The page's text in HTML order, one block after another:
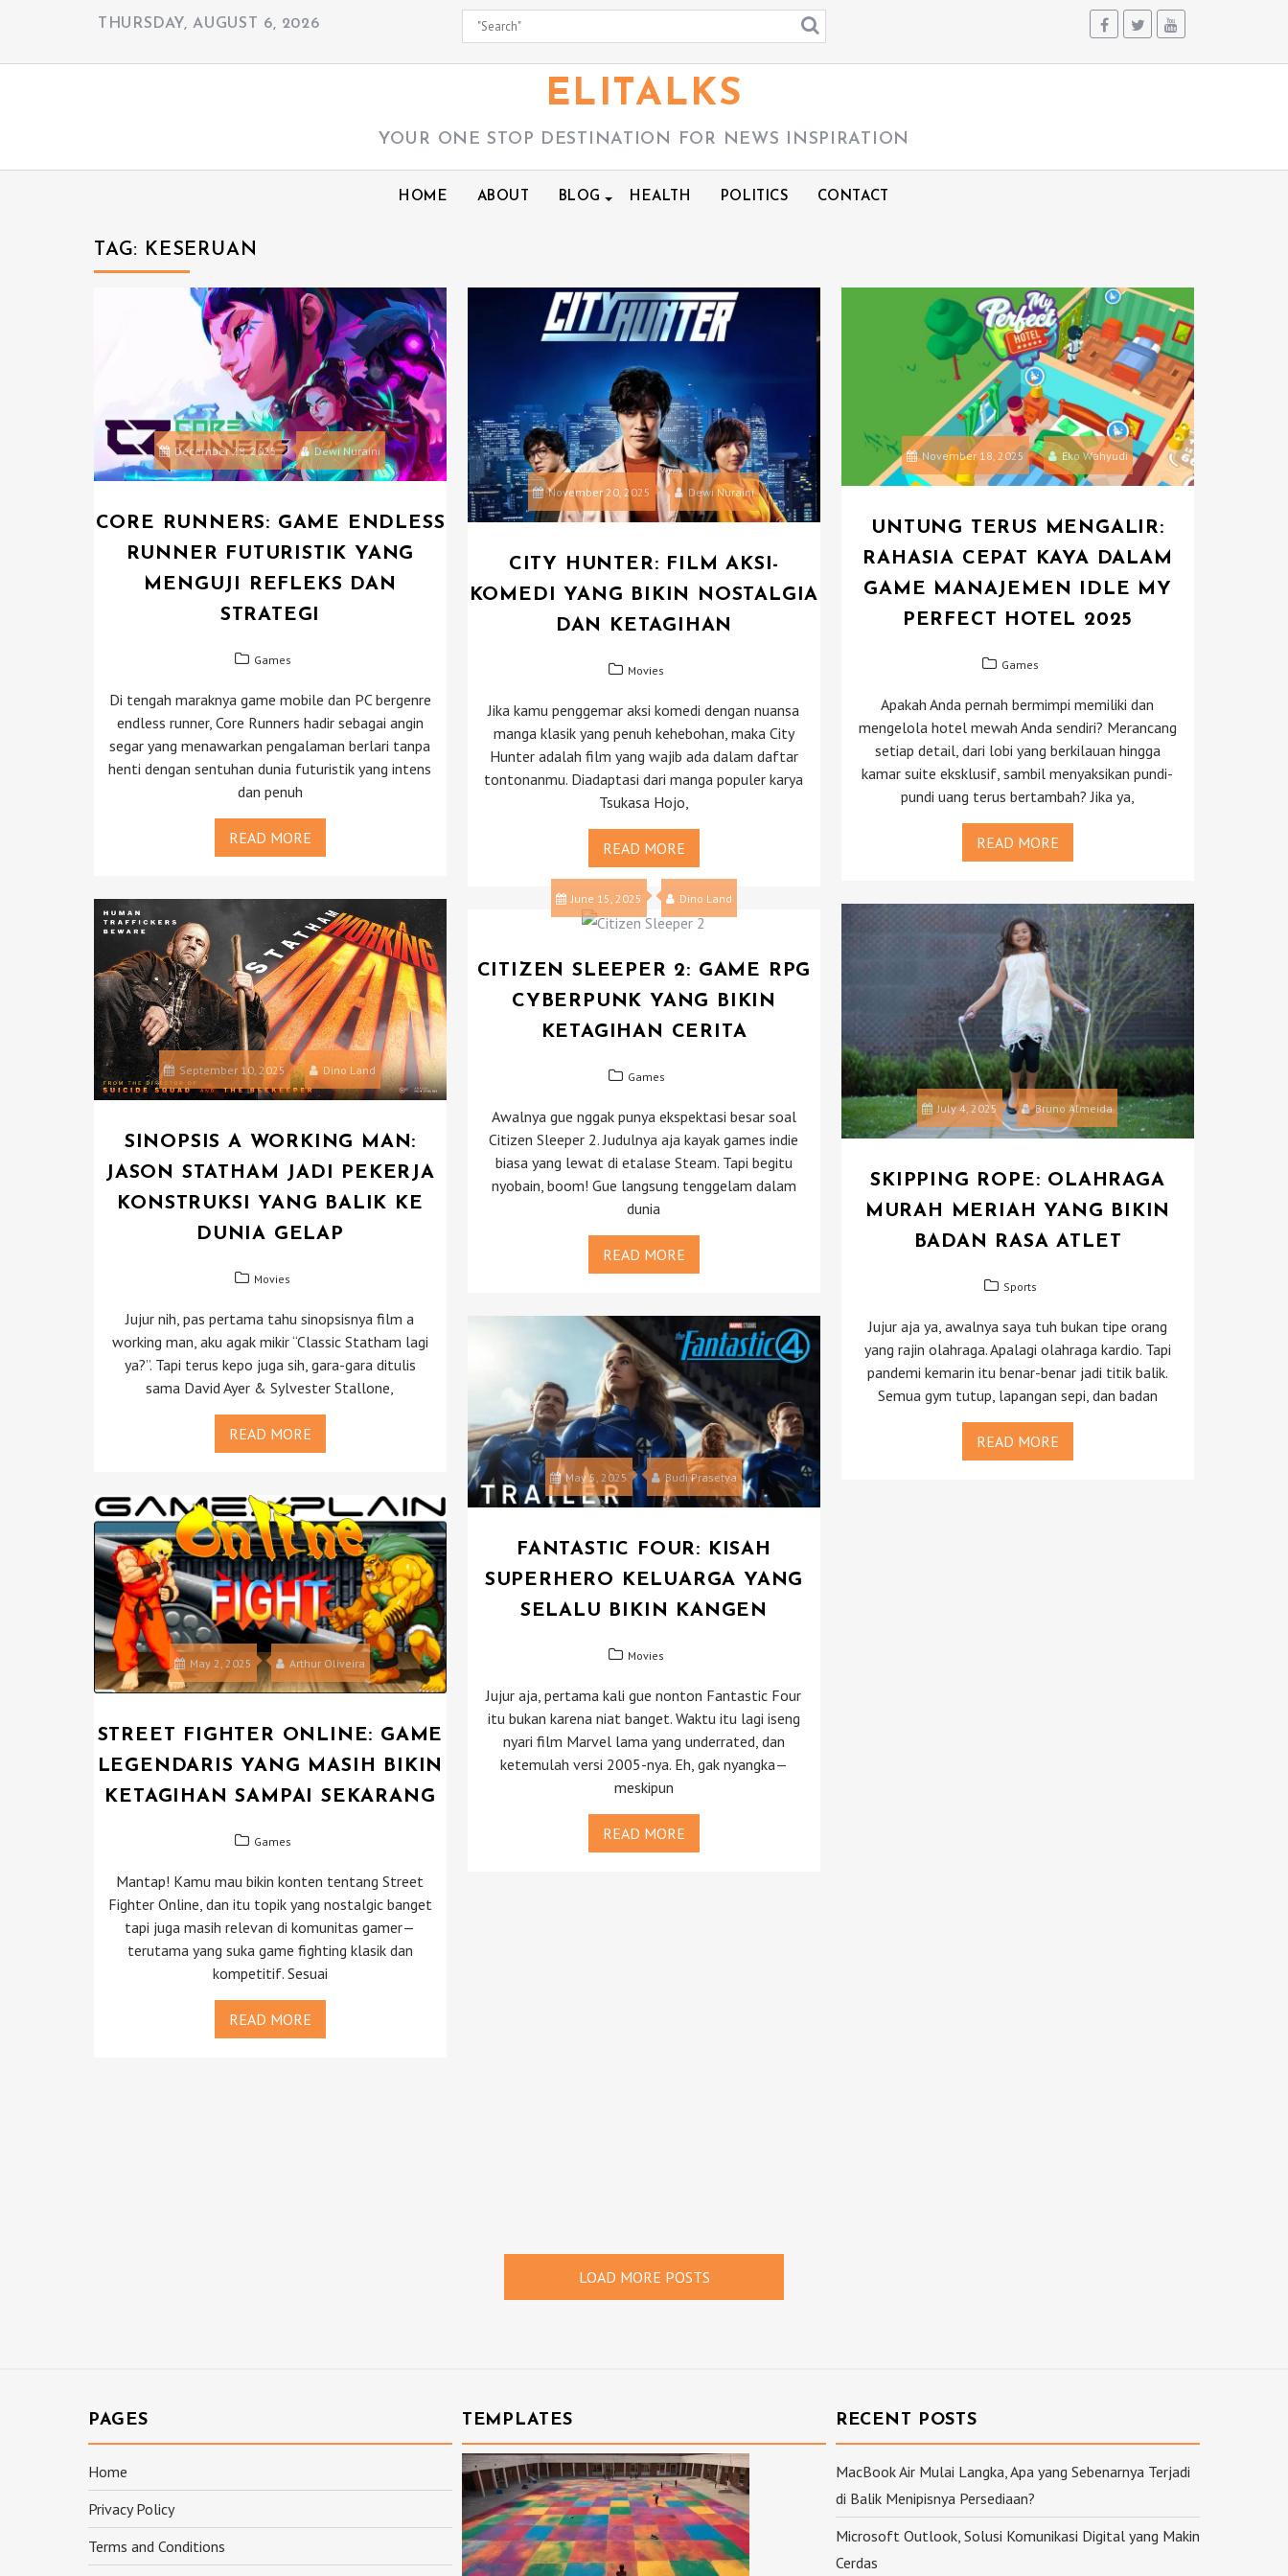
i
c
THURSDAY, AUGUST 6, 2026
ELITALKS
YOUR ONE STOP DESTINATION FOR NEWS INSPIRATION
HOME ABOUT BLOG HEALTH POLITICS CONTACT
TAG: KESERUAN
December 28, 2025 Dewi Nuraini
CORE RUNNERS: GAME ENDLESS
RUNNER FUTURISTIK YANG
MENGUJI REFLEKS DAN
STRATEGI
Games
Di tengah maraknya game mobile dan PC bergenre
endless runner, Core Runners hadir sebagai angin
segar yang menawarkan pengalaman berlari tanpa
henti dengan sentuhan dunia futuristik yang intens
dan penuh
READ MORE
November 20, 2025 Dewi Nuraini
CITY HUNTER: FILM AKSI-
KOMEDI YANG BIKIN NOSTALGIA
DAN KETAGIHAN
Movies
Jika kamu penggemar aksi komedi dengan nuansa
manga klasik yang penuh kehebohan, maka City
Hunter adalah film yang wajib ada dalam daftar
tontonanmu. Diadaptasi dari manga populer karya
Tsukasa Hojo,
READ MORE
November 18, 2025 Eko Wahyudi
UNTUNG TERUS MENGALIR:
RAHASIA CEPAT KAYA DALAM
GAME MANAJEMEN IDLE MY
PERFECT HOTEL 2025
Games
Apakah Anda pernah bermimpi memiliki dan
mengelola hotel mewah Anda sendiri? Merancang
setiap detail, dari lobi yang berkilauan hingga
kamar suite eksklusif, sambil menyaksikan pundi-
pundi uang terus bertambah? Jika ya,
READ MORE
September 10, 2025 Dino Land
SINOPSIS A WORKING MAN:
JASON STATHAM JADI PEKERJA
KONSTRUKSI YANG BALIK KE
DUNIA GELAP
Movies
Jujur nih, pas pertama tahu sinopsisnya film a
working man, aku agak mikir “Classic Statham lagi
ya?”. Tapi terus kepo juga sih, gara-gara ditulis
sama David Ayer & Sylvester Stallone,
READ MORE
July 4, 2025 Bruno Almeida
SKIPPING ROPE: OLAHRAGA
MURAH MERIAH YANG BIKIN
BADAN RASA ATLET
Sports
Jujur aja ya, awalnya saya tuh bukan tipe orang
yang rajin olahraga. Apalagi olahraga kardio. Tapi
pandemi kemarin itu benar-benar jadi titik balik.
Semua gym tutup, lapangan sepi, dan badan
READ MORE
June 15, 2025 Dino Land
CITIZEN SLEEPER 2: GAME RPG
CYBERPUNK YANG BIKIN
KETAGIHAN CERITA
Games
Awalnya gue nggak punya ekspektasi besar soal
Citizen Sleeper 2. Judulnya aja kayak games indie
biasa yang lewat di etalase Steam. Tapi begitu
nyobain, boom! Gue langsung tenggelam dalam
dunia
READ MORE
May 5, 2025 Budi Prasetya
FANTASTIC FOUR: KISAH
SUPERHERO KELUARGA YANG
SELALU BIKIN KANGEN
Movies
Jujur aja, pertama kali gue nonton Fantastic Four
itu bukan karena niat banget. Waktu itu lagi iseng
nyari film Marvel lama yang underrated, dan
ketemulah versi 2005-nya. Eh, gak nyangka—
meskipun
READ MORE
May 2, 2025 Arthur Oliveira
STREET FIGHTER ONLINE: GAME
LEGENDARIS YANG MASIH BIKIN
KETAGIHAN SAMPAI SEKARANG
Games
Mantap! Kamu mau bikin konten tentang Street
Fighter Online, dan itu topik yang nostalgic banget
tapi juga masih relevan di komunitas gamer—
terutama yang suka game fighting klasik dan
kompetitif. Sesuai
READ MORE
LOAD MORE POSTS
PAGES
Home
Privacy Policy
Terms and Conditions
TEMPLATES RECENT POSTS
MacBook Air Mulai Langka, Apa yang Sebenarnya Terjadi
di Balik Menipisnya Persediaan?
Microsoft Outlook, Solusi Komunikasi Digital yang Makin
Cerdas